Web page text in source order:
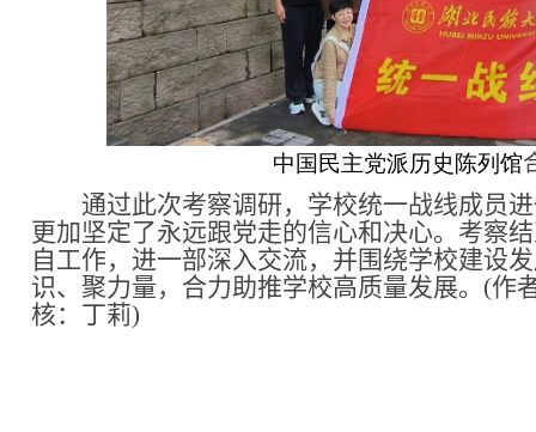
中国民主党派历史陈列馆
通过此次考察调研，学校统一战线成员
更加坚定了永远跟党走的信心和决心。考察
自工作，进一部深入交流，并围绕学校建设
识、聚力量，合力助推学校高质量发展。(作
核：丁莉)